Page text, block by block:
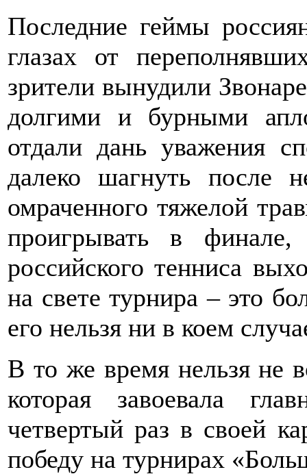
Последние геймы
глазах от
зрители вынудили
долгими и бурными
отдали дань уважения
далеко шагнуть после
омраченного тяжелой
проигрывать в
российского тенниса
на свете турнира – это
его нельзя ни в коем
В то же время нельзя не
которая завоевала
четвертый раз в своей
победу на турнирах